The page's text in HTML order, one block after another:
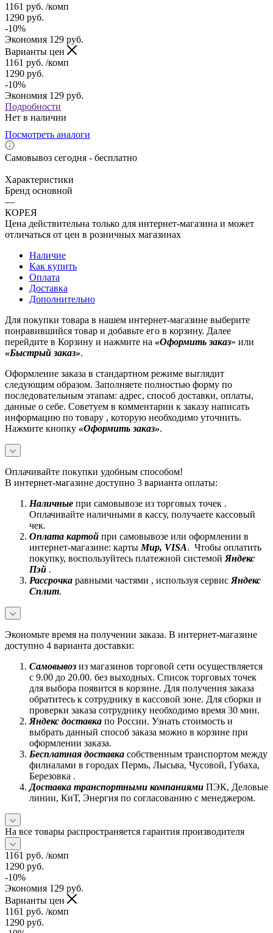
1161 руб. /комп
1290 руб.
-10%
Экономия 129 руб.
Варианты цен
1161 руб. /комп
1290 руб.
-10%
Экономия 129 руб.
Подробности
Нет в наличии
Посмотреть аналоги
Самовывоз сегодня - бесплатно
Характеристики
Бренд основной
—
КОРЕЯ
Цена действительна только для интернет-магазина и может
отличаться от цен в розничных магазинах
Наличие
Как купить
Оплата
Доставка
Дополнительно
Для покупки товара в нашем интернет-магазине выберите
понравившийся товар и добавьте его в корзину. Далее
перейдите в Корзину и нажмите на «Оформить заказ» или
«Быстрый заказ».
Оформление заказа в стандартном режиме выглядит
следующим образом. Заполняете полностью форму по
последовательным этапам: адрес, способ доставки, оплаты,
данные о себе. Советуем в комментарии к заказу написать
информацию по товару , которую необходимо уточнить.
Нажмите кнопку «Оформить заказ».
Оплачивайте покупки удобным способом!
В интернет-магазине доступно 3 варианта оплаты:
Наличные при самовывозе из торговых точек .
Оплачивайте наличными в кассу, получаете кассовый
чек.
Оплата картой при самовывозе или оформлении в
интернет-магазине: карты Mир, VISA. Чтобы оплатить
покупку, воспользуйтесь платежной системой Яндекс
Пэй .
Рассрочка равными частями , используя сервис Яндекс
Сплит.
Экономьте время на получении заказа. В интернет-магазине
доступно 4 варианта доставки:
Самовывоз из магазинов торговой сети осуществляется
с 9.00 до 20.00. без выходных. Список торговых точек
для выбора появится в корзине. Для получения заказа
обратитесь к сотруднику в кассовой зоне. Для сборки и
проверки заказа сотруднику необходимо время 30 мин.
Яндекс доставка по России. Узнать стоимость и
выбрать данный способ заказа можно в корзине при
оформлении заказа.
Бесплатная доставка собственным транспортом между
филиалами в городах Пермь, Лысьва, Чусовой, Губаха,
Березовка .
Доставка транспортными компаниями ПЭК, Деловые
линии, КиТ, Энергия по согласованию с менеджером.
На все товары распространяется гарантия производителя
1161 руб. /комп
1290 руб.
-10%
Экономия 129 руб.
Варианты цен
1161 руб. /комп
1290 руб.